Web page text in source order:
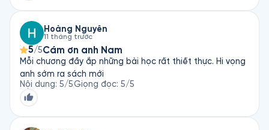
Hoàng Nguyễn
11 tháng trước
5/5Cám ơn anh Nam
Mỗi chương đầy ắp những bài học rất thiết thực. Hi vọng
anh sớm ra sách mới
Nội dung: 5/5Giọng đọc: 5/5